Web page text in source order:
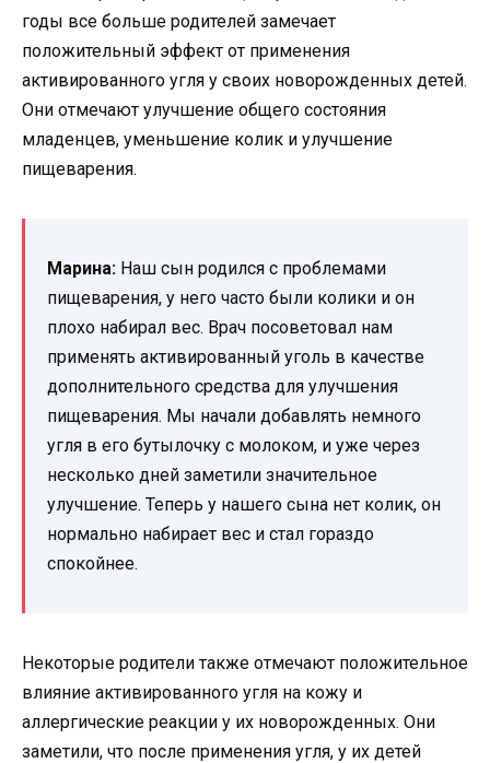
годы все больше родителей замечает
положительный эффект от применения
активированного угля у своих новорожденных детей.
Они отмечают улучшение общего состояния
младенцев, уменьшение колик и улучшение
пищеварения.
Марина: Наш сын родился с проблемами
пищеварения, у него часто были колики и он
плохо набирал вес. Врач посоветовал нам
применять активированный уголь в качестве
дополнительного средства для улучшения
пищеварения. Мы начали добавлять немного
угля в его бутылочку с молоком, и уже через
несколько дней заметили значительное
улучшение. Теперь у нашего сына нет колик, он
нормально набирает вес и стал гораздо
спокойнее.
Некоторые родители также отмечают положительное
влияние активированного угля на кожу и
аллергические реакции у их новорожденных. Они
заметили, что после применения угля, у их детей